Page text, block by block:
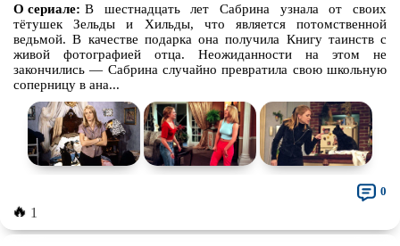
О сериале: В шестнадцать лет Сабрина узнала от своих
тётушек Зельды и Хильды, что является потомственной
ведьмой. В качестве подарка она получила Книгу таинств с
живой фотографией отца. Неожиданности на этом не
закончились — Сабрина случайно превратила свою школьную
соперницу в ана...
🔥 1
0